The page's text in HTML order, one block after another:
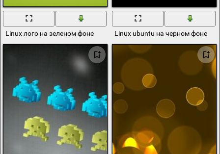
Linux лого на зеленом фоне Linux ubuntu на черном фоне